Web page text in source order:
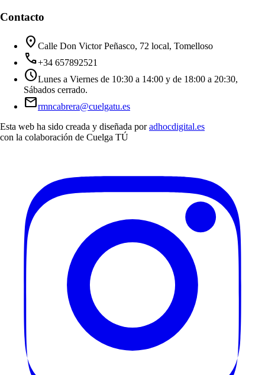
Contacto
location_on Calle Don Victor Peñasco, 72 local, Tomelloso
call+34 657892521
scheduleLunes a Viernes de 10:30 a 14:00 y de 18:00 a 20:30,
Sábados cerrado.
mailrmncabrera@cuelgatu.es
Esta web ha sido creada y diseñada por adhocdigital.es
con la colaboración de Cuelga TÚ